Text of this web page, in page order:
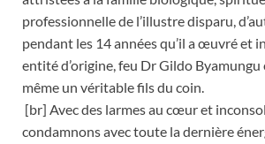
professionnelle de l’illustre disparu,
pendant les 14 années qu’il a œuvré et
entité d’origine, feu Dr Gildo
même un véritable fils du coin.
[br] Avec des larmes au cœur et
condamnons avec toute la dernière